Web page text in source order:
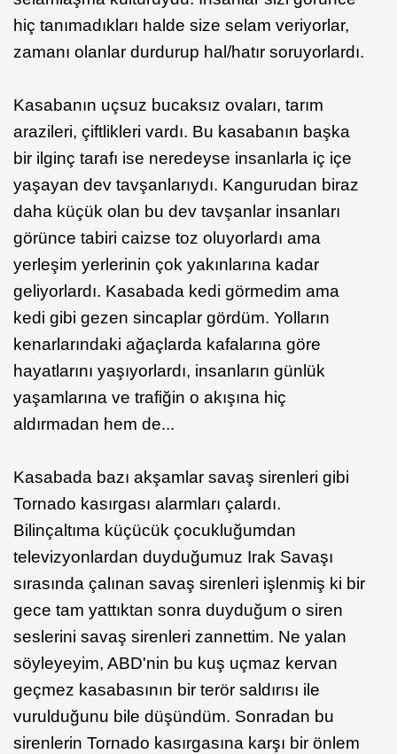
hiç tanımadıkları halde size selam veriyorlar,
zamanı olanlar durdurup hal/hatır soruyorlardı.
Kasabanın uçsuz bucaksız ovaları, tarım
arazileri, çiftlikleri vardı. Bu kasabanın başka
bir ilginç tarafı ise neredeyse insanlarla iç içe
yaşayan dev tavşanlarıydı. Kangurudan biraz
daha küçük olan bu dev tavşanlar insanları
görünce tabiri caizse toz oluyorlardı ama
yerleşim yerlerinin çok yakınlarına kadar
geliyorlardı. Kasabada kedi görmedim ama
kedi gibi gezen sincaplar gördüm. Yolların
kenarlarındaki ağaçlarda kafalarına göre
hayatlarını yaşıyorlardı, insanların günlük
yaşamlarına ve trafiğin o akışına hiç
aldırmadan hem de...
Kasabada bazı akşamlar savaş sirenleri gibi
Tornado kasırgası alarmları çalardı.
Bilinçaltıma küçücük çocukluğumdan
televizyonlardan duyduğumuz Irak Savaşı
sırasında çalınan savaş sirenleri işlenmiş ki bir
gece tam yattıktan sonra duyduğum o siren
seslerini savaş sirenleri zannettim. Ne yalan
söyleyeyim, ABD'nin bu kuş uçmaz kervan
geçmez kasabasının bir terör saldırısı ile
vurulduğunu bile düşündüm. Sonradan bu
sirenlerin Tornado kasırgasına karşı bir önlem